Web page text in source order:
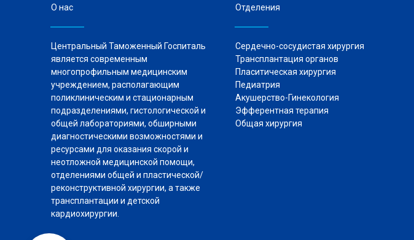
О нас
Центральный Таможенный Госпиталь
является современным
многопрофильным медицинским
учреждением, располагающим
поликлиническим и стационарным
подразделениями, гистологической и
общей лабораториями, обширными
диагностическими возможностями и
ресурсами для оказания скорой и
неотложной медицинской помощи,
отделениями общей и пластической/
реконструктивной хирургии, а также
трансплантации и детской
кардиохирургии.
Отделения
Сердечно-сосудистая хирургия
Трансплантация органов
Пласитическая хирургия
Педиатрия
Акушерство-Гинекология
Эфферентная терапия
Общая хирургия